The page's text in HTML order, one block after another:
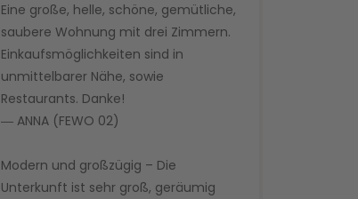
Eine große, helle, schöne, gemütliche,
saubere Wohnung mit drei Zimmern.
Einkaufsmöglichkeiten sind in
unmittelbarer Nähe, sowie
Restaurants. Danke!
― ANNA (FEWO 02)
Modern und großzügig – Die
Unterkunft ist sehr groß, geräumig